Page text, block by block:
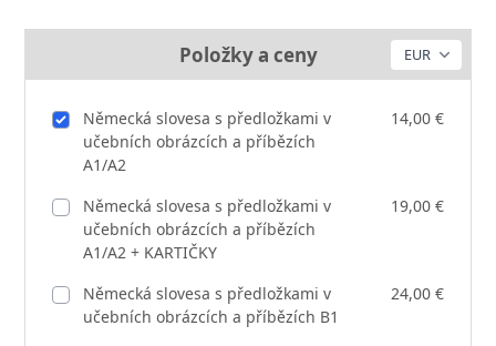
Položky a ceny
Německá slovesa s předložkami v
učebních obrázcích a příbězích
A1/A2
14,00 €
Německá slovesa s předložkami v
učebních obrázcích a příbězích
A1/A2 + KARTIČKY
19,00 €
Německá slovesa s předložkami v
učebních obrázcích a příbězích B1
24,00 €